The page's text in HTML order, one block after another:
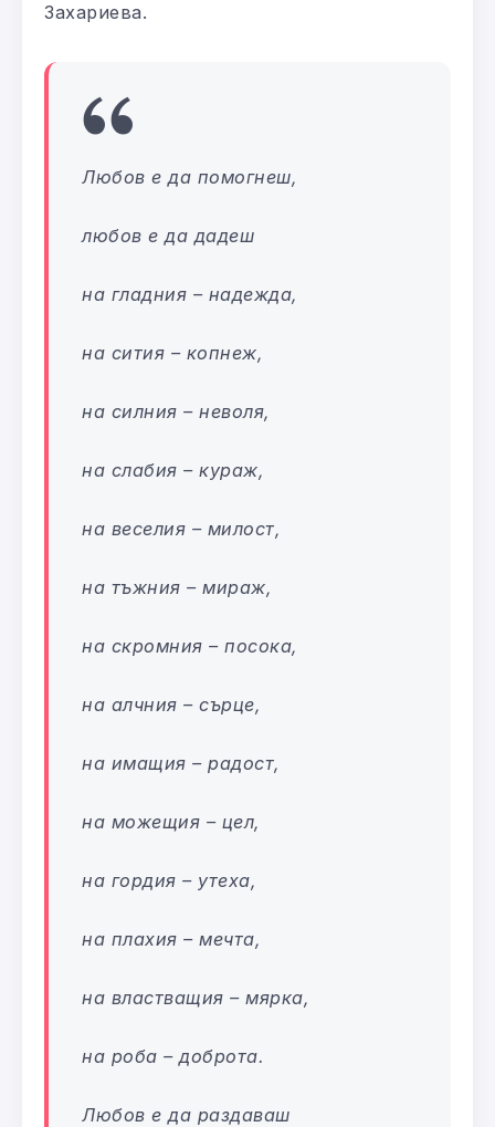
Захариева.
Любов е да помогнеш,
любов е да дадеш
на гладния – надежда,
на сития – копнеж,
на силния – неволя,
на слабия – кураж,
на веселия – милост,
на тъжния – мираж,
на скромния – посока,
на алчния – сърце,
на имащия – радост,
на можещия – цел,
на гордия – утеха,
на плахия – мечта,
на властващия – мярка,
на роба – доброта.
Любов е да раздаваш